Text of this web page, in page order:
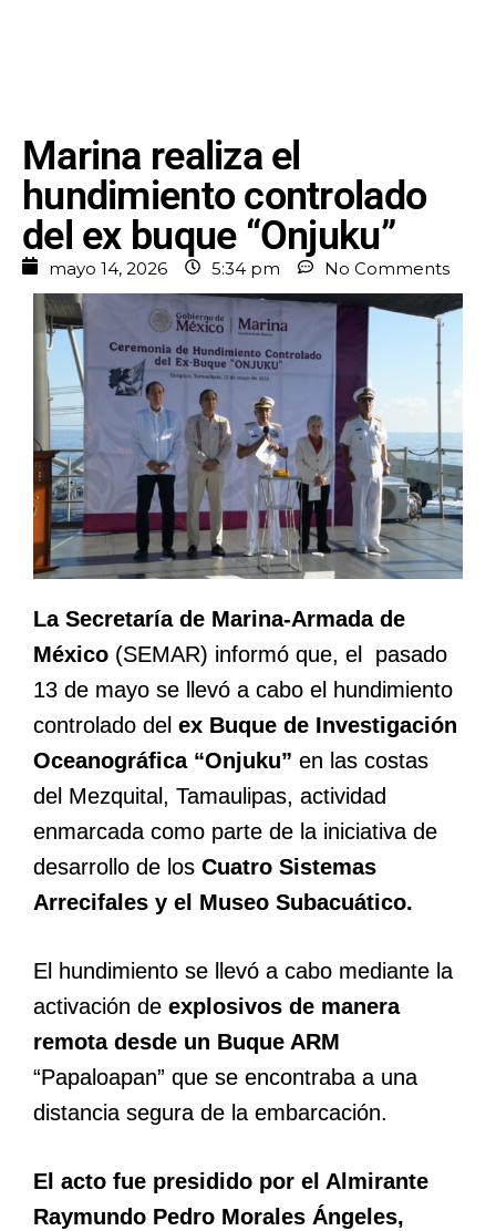
Marina realiza el
hundimiento controlado
del ex buque “Onjuku”
mayo 14, 2026 5:34 pm No Comments
La Secretaría de Marina-Armada de
México (SEMAR) informó que, el pasado
13 de mayo se llevó a cabo el hundimiento
controlado del ex Buque de Investigación
Oceanográfica “Onjuku” en las costas
del Mezquital, Tamaulipas, actividad
enmarcada como parte de la iniciativa de
desarrollo de los Cuatro Sistemas
Arrecifales y el Museo Subacuático.
El hundimiento se llevó a cabo mediante la
activación de explosivos de manera
remota desde un Buque ARM
“Papaloapan” que se encontraba a una
distancia segura de la embarcación.
El acto fue presidido por el Almirante
Raymundo Pedro Morales Ángeles,